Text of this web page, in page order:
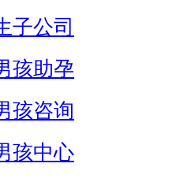
子公司
孩助孕
孩咨询
孩中心